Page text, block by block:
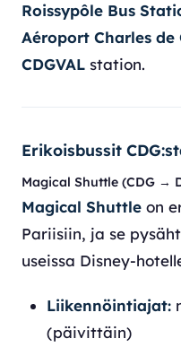
Roissypôle Bus
Aéroport Charles de
CDGVAL station.
Erikoisbussit
Magical Shuttle (CDG →
Magical Shuttle on
Pariisiin, ja se
useissa Disney-
Liikennöintiajat:
(päivittäin)